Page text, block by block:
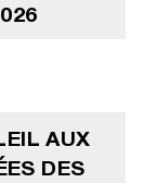
AUX
DES